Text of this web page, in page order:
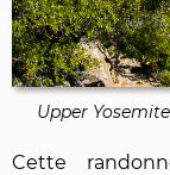
Upper
Cette